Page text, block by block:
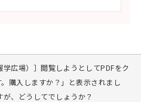
学広場）］閲覧しようとしてPDFをク
購入しますか？」と表示されまし
、どうしてでしょうか？